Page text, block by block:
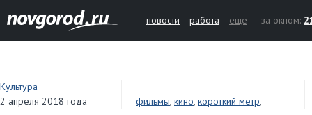
новости работа ещё за окном:
Культура
2 апреля 2018 года
фильмы, кино, короткий метр,